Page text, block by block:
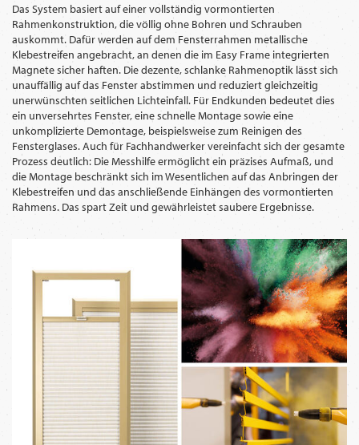
Das System basiert auf einer vollständig vormontierten
Rahmenkonstruktion, die völlig ohne Bohren und Schrauben
auskommt. Dafür werden auf dem Fensterrahmen metallische
Klebestreifen angebracht, an denen die im Easy Frame integrierten
Magnete sicher haften. Die dezente, schlanke Rahmenoptik lässt sich
unauffällig auf das Fenster abstimmen und reduziert gleichzeitig
unerwünschten seitlichen Lichteinfall. Für Endkunden bedeutet dies
ein unversehrtes Fenster, eine schnelle Montage sowie eine
unkomplizierte Demontage, beispielsweise zum Reinigen des
Fensterglases. Auch für Fachhandwerker vereinfacht sich der gesamte
Prozess deutlich: Die Messhilfe ermöglicht ein präzises Aufmaß, und
die Montage beschränkt sich im Wesentlichen auf das Anbringen der
Klebestreifen und das anschließende Einhängen des vormontierten
Rahmens. Das spart Zeit und gewährleistet saubere Ergebnisse.